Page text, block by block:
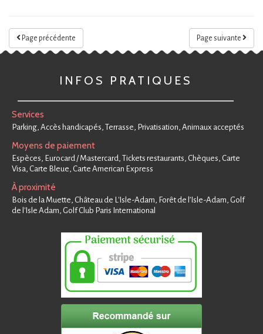
Page suivante
Page précédente
INFOS PRATIQUES
Services
Parking, Accès handicapés, Terrasse, Privatisation, Animaux acceptés
Moyens de paiement
Espèces, Eurocard / Mastercard, Tickets restaurants, Chèques, Carte
Visa, Carte Bleue, Carte American Express
À proximité
Bois de la Muette, Château de L'Isle-Adam, Forêt de l’Isle-Adam, Golf
de l'Isle Adam, Golf Club Paris International